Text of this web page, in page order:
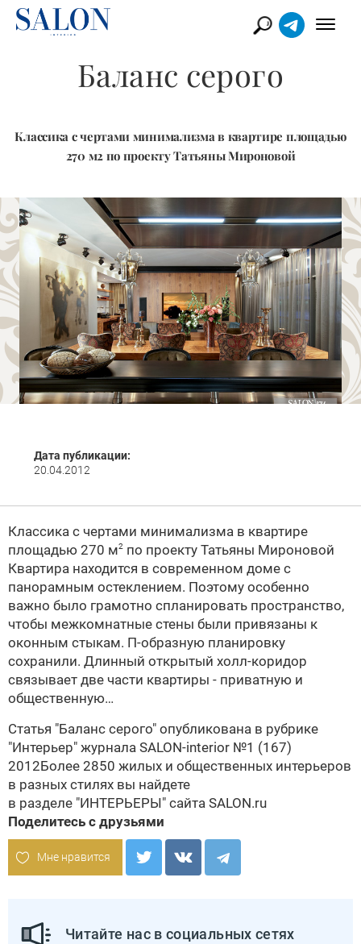
Баланс серого
Классика с чертами минимализма в квартире площадью
270 м2 по проекту Татьяны Мироновой
Дата публикации:
20.04.2012
Классика с чертами минимализма в квартире
площадью 270 м2 по проекту Татьяны Мироновой
Квартира находится в современном доме с
панорамным остеклением. Поэтому особенно
важно было грамотно спланировать пространство,
чтобы межкомнатные стены были привязаны к
оконным стыкам. П-образную планировку
сохранили. Длинный открытый холл-коридор
связывает две части квартиры - приватную и
общественную…
Статья "Баланс серого" опубликована в рубрике
"Интерьер" журнала SALON-interior №1 (167)
2012Более 2850 жилых и общественных интерьеров
в разных стилях вы найдете
в разделе "ИНТЕРЬЕРЫ" сайта SALON.ru
Поделитесь с друзьями
Мне нравится
Читайте нас в социальных сетях